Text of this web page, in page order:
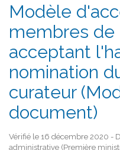
Modèle
membres
acceptant
nomination
curateur
document)
Vérifié le 16 décembre 2020 -
administrative (Première